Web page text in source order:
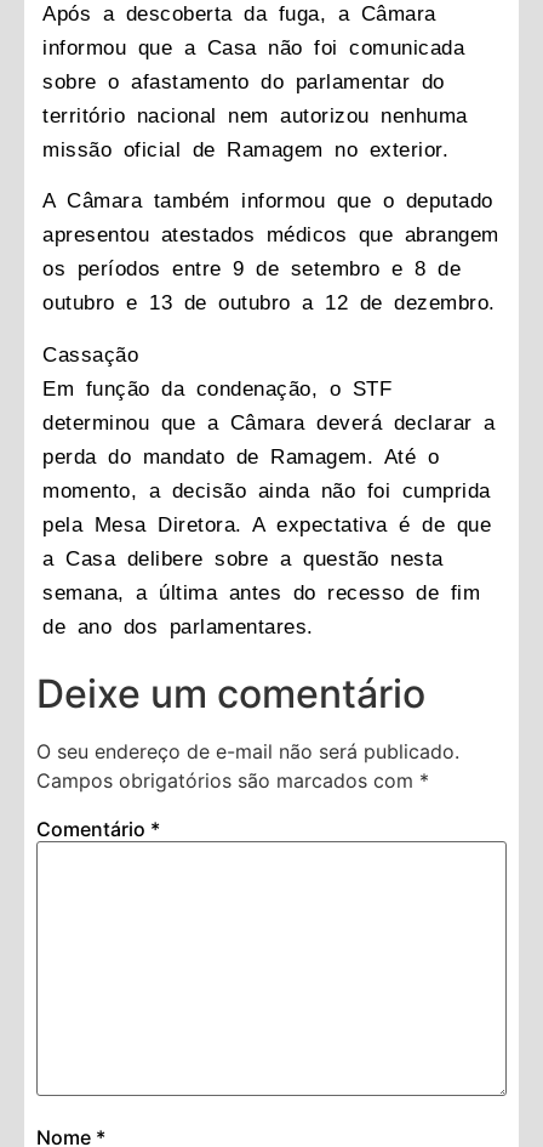
Após a descoberta da fuga, a Câmara
informou que a Casa não foi comunicada
sobre o afastamento do parlamentar do
território nacional nem autorizou nenhuma
missão oficial de Ramagem no exterior.
A Câmara também informou que o deputado
apresentou atestados médicos que abrangem
os períodos entre 9 de setembro e 8 de
outubro e 13 de outubro a 12 de dezembro.
Cassação
Em função da condenação, o STF
determinou que a Câmara deverá declarar a
perda do mandato de Ramagem. Até o
momento, a decisão ainda não foi cumprida
pela Mesa Diretora. A expectativa é de que
a Casa delibere sobre a questão nesta
semana, a última antes do recesso de fim
de ano dos parlamentares.
Deixe um comentário
O seu endereço de e-mail não será publicado.
Campos obrigatórios são marcados com *
Comentário *
Nome *